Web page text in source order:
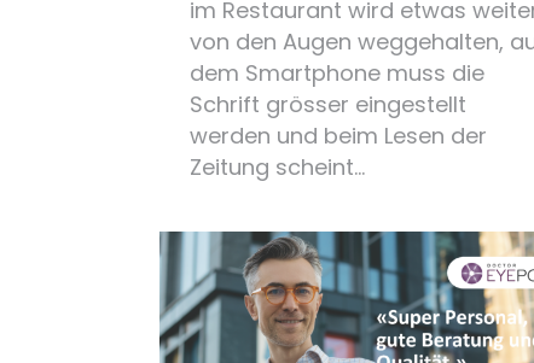
im Restaurant wird etwas
von den Augen weggehalten,
dem Smartphone muss die
Schrift grösser eingestellt
werden und beim Lesen der
Zeitung scheint…